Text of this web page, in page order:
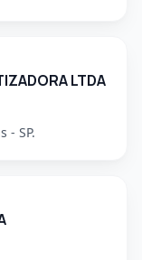
LTDA
- SP.